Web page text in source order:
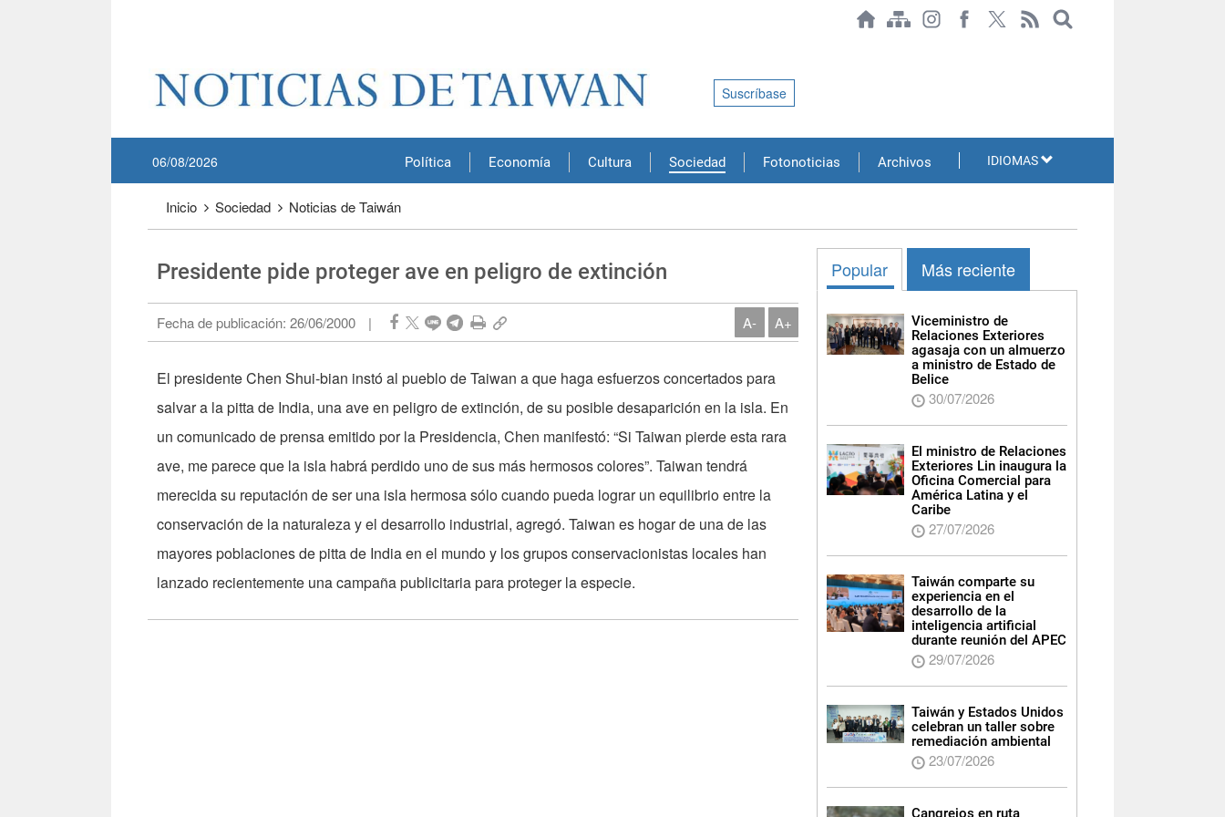
Política Economía Cultura Sociedad Fotonoticias Archivos
06/08/2026
Suscríbase
IDIOMAS
Inicio Sociedad Noticias de Taiwán
Presidente pide proteger ave en peligro de extinción
Fecha de publicación: 26/06/2000 | A- A+
El presidente Chen Shui-bian instó al pueblo de Taiwan a que haga esfuerzos concertados para
salvar a la pitta de India, una ave en peligro de extinción, de su posible desaparición en la isla. En
un comunicado de prensa emitido por la Presidencia, Chen manifestó: “Si Taiwan pierde esta rara
ave, me parece que la isla habrá perdido uno de sus más hermosos colores”. Taiwan tendrá
merecida su reputación de ser una isla hermosa sólo cuando pueda lograr un equilibrio entre la
conservación de la naturaleza y el desarrollo industrial, agregó. Taiwan es hogar de una de las
mayores poblaciones de pitta de India en el mundo y los grupos conservacionistas locales han
lanzado recientemente una campaña publicitaria para proteger la especie.
Popular Más reciente
Viceministro de
Relaciones Exteriores
agasaja con un almuerzo
a ministro de Estado de
Belice
30/07/2026
El ministro de Relaciones
Exteriores Lin inaugura la
Oficina Comercial para
América Latina y el
Caribe
27/07/2026
Taiwán comparte su
experiencia en el
desarrollo de la
inteligencia artificial
durante reunión del APEC
29/07/2026
Taiwán y Estados Unidos
celebran un taller sobre
remediación ambiental
23/07/2026
Cangrejos en ruta